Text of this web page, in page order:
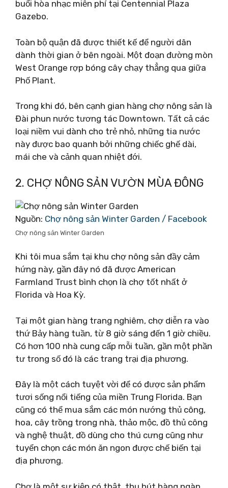
buổi hòa nhạc miễn phí tại Centennial Plaza
Gazebo.
Toàn bộ quận đã được thiết kế để người dân
dành thời gian ở bên ngoài. Một đoạn đường mòn
West Orange rợp bóng cây chạy thẳng qua giữa
Phố Plant.
Trong khi đó, bên cạnh gian hàng chợ nông sản là
Đài phun nước tương tác Downtown. Tất cả các
loại niềm vui dành cho trẻ nhỏ, những tia nước
này được bao quanh bởi những chiếc ghế dài,
mái che và cảnh quan nhiệt đới.
2. CHỢ NÔNG SẢN VƯỜN MÙA ĐÔNG
Nguồn: Chợ nông sản Winter Garden / Facebook
Chợ nông sản Winter Garden
Khi tôi mua sắm tại khu chợ nông sản đầy cảm
hứng này, gần đây nó đã được American
Farmland Trust bình chọn là chợ tốt nhất ở
Florida và Hoa Kỳ.
Tại một gian hàng trang nghiêm, chợ diễn ra vào
thứ Bảy hàng tuần, từ 8 giờ sáng đến 1 giờ chiều.
Có hơn 100 nhà cung cấp mỗi tuần, gần một phần
tư trong số đó là các trang trại địa phương.
Đây là một cách tuyệt vời để có được sản phẩm
tươi sống nổi tiếng của miền Trung Florida. Bạn
cũng có thể mua sắm các món nướng thủ công,
hoa, cây trồng trong nhà, thảo mộc, đồ thủ công
và nghệ thuật, đồ dùng cho thú cưng cũng như
tuyển chọn các món ăn ngon được chế biến tại
địa phương.